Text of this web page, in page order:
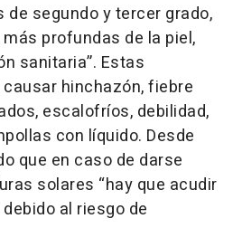
segundo y tercer grado,
profundas de la piel,
sanitaria”. Estas
hinchazón, fiebre
escalofríos, debilidad,
con líquido. Desde
que en caso de darse
solares “hay que acudir
al riesgo de